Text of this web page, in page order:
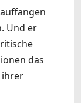
Und er
das
ihrer